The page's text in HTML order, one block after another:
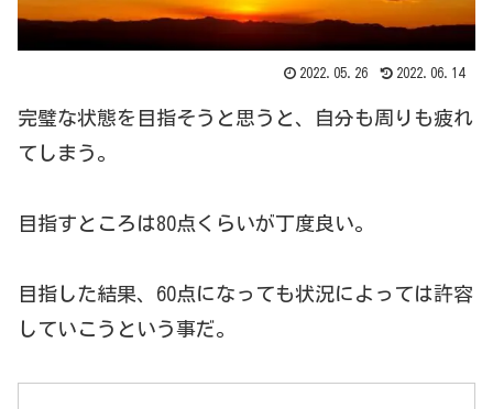
2022.05.26 2022.06.14
完璧な状態を目指そうと思うと、自分も周りも疲れ
てしまう。
目指すところは80点くらいが丁度良い。
目指した結果、60点になっても状況によっては許容
していこうという事だ。